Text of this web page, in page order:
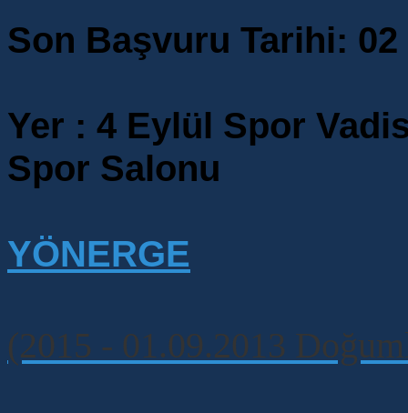
Son Başvuru Tarihi: 02
Yer : 4 Eylül Spor
Spor Salonu
YÖNERGE
(2015 - 01.09.2013